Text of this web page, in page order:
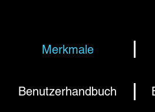
Merkmale
Benutzerhandbuch